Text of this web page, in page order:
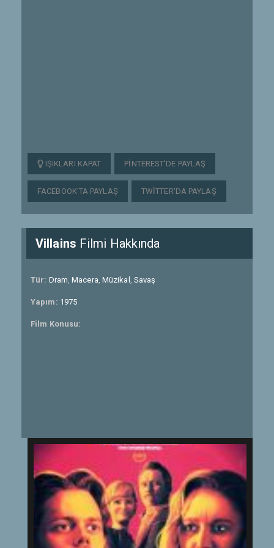
IŞIKLARI KAPAT PINTEREST'DE PAYLAŞ
FACEBOOK'TA PAYLAŞ TWITTER'DA PAYLAŞ
Villains Filmi Hakkında
Tür: Dram,Macera, Müzikal , Savaş
Yapım: 1975
Film Konusu: